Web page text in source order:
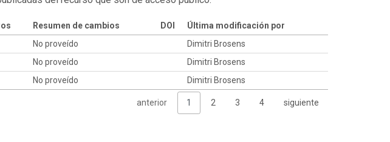
Resumen de cambios DOI
Última modificación por
No proveído
Dimitri Brosens
No proveído
Dimitri Brosens
No proveído Dimitri Brosens
anterior 1 2 3 4 siguiente